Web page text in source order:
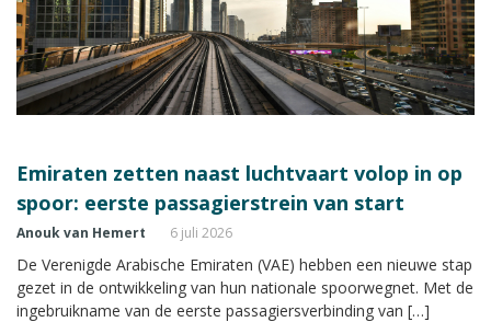
Emiraten zetten naast luchtvaart volop in op
spoor: eerste passagierstrein van start
Anouk van Hemert 6 juli 2026
De Verenigde Arabische Emiraten (VAE) hebben een nieuwe stap
gezet in de ontwikkeling van hun nationale spoorwegnet. Met de
ingebruikname van de eerste passagiersverbinding van […]